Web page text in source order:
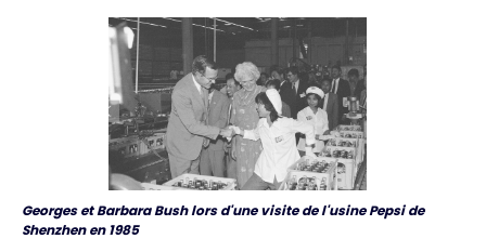
Georges et Barbara Bush lors d'une visite de l'usine Pepsi de
Shenzhen en 1985